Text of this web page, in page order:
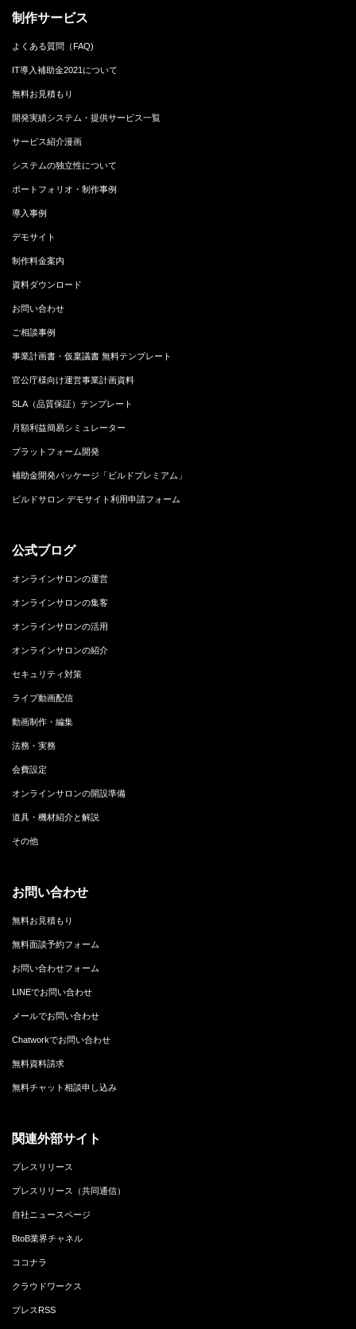
制作サービス
よくある質問（FAQ)
IT導入補助金2021について
無料お見積もり
開発実績システム・提供サービス一覧
サービス紹介漫画
システムの独立性について
ポートフォリオ・制作事例
導入事例
デモサイト
制作料金案内
資料ダウンロード
お問い合わせ
ご相談事例
事業計画書・仮稟議書 無料テンプレート
官公庁様向け運営事業計画資料
SLA（品質保証）テンプレート
月額利益簡易シミュレーター
プラットフォーム開発
補助金開発パッケージ「ビルドプレミアム」
ビルドサロン デモサイト利用申請フォーム
公式ブログ
オンラインサロンの運営
オンラインサロンの集客
オンラインサロンの活用
オンラインサロンの紹介
セキュリティ対策
ライブ動画配信
動画制作・編集
法務・実務
会費設定
オンラインサロンの開設準備
道具・機材紹介と解説
その他
お問い合わせ
無料お見積もり
無料面談予約フォーム
お問い合わせフォーム
LINEでお問い合わせ
メールでお問い合わせ
Chatworkでお問い合わせ
無料資料請求
無料チャット相談申し込み
関連外部サイト
プレスリリース
プレスリリース（共同通信）
自社ニュースページ
BtoB業界チャネル
ココナラ
クラウドワークス
プレスRSS